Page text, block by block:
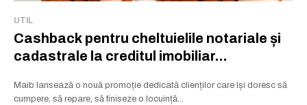
UTIL
Cashback pentru cheltuielile notariale și
cadastrale la creditul imobiliar...
Maib lansează o nouă promoție dedicată clienților care își doresc să
cumpere, să repare, să finiseze o locuință...